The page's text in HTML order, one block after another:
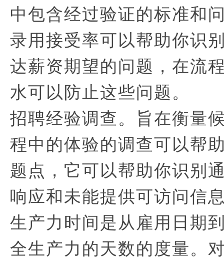
中包含经过验证的标准和
录用接受率可以帮助你识
达薪资期望的问题，在流
水可以防止这些问题。
招聘经验调查。旨在衡量
程中的体验的调查可以帮
题点，它可以帮助你识别
响应和未能提供可访问信
生产力时间是从雇用日期
全生产力的天数的度量。